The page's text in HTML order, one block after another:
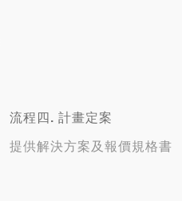
流程四. 計畫定案
提供解決方案及報價規格書